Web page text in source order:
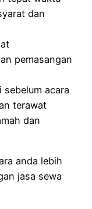
dan
pemasangan
acara
terawat
dan
anda lebih
jasa sewa